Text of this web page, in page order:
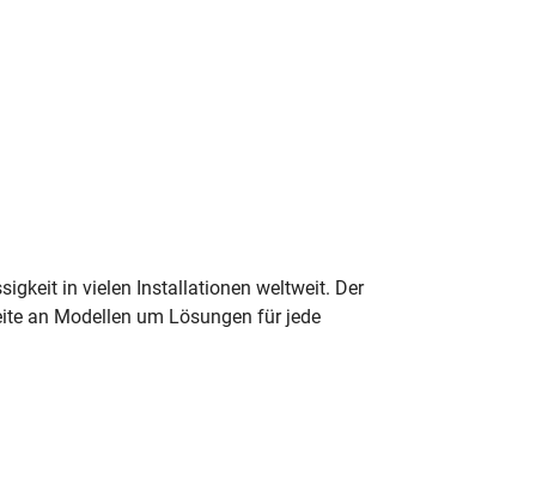
in vielen Installationen weltweit. Der
an Modellen um Lösungen für jede